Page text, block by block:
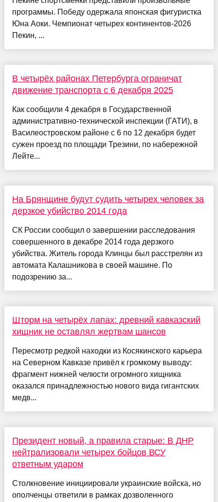
программы. Победу одержала японская фигуристка
Юна Аоки. Чемпионат четырех континентов-2026
Пекин, ...
В четырёх районах Петербурга ограничат
движение транспорта с 6 декабря 2025
Как сообщили 4 декабря в Государственной
административно-технической инспекции (ГАТИ), в
Василеостровском районе с 6 по 12 декабря будет
сужен проезд по площади Трезини, по набережной
Лейте...
На Брянщине будут судить четырех человек за
дерзкое убийство 2014 года
СК России сообщил о завершении расследования
совершенного в декабре 2014 года дерзкого
убийства. Житель города Клинцы был расстрелян из
автомата Калашникова в своей машине. По
подозрению за...
Шторм на четырёх лапах: древний кавказский
хищник не оставлял жертвам шансов
Пересмотр редкой находки из Косякинского карьера
на Северном Кавказе привёл к громкому выводу:
фрагмент нижней челюсти огромного хищника
оказался принадлежностью нового вида гигантских
медв...
Президент новый, а правила старые: В ДНР
нейтрализовали четырех бойцов ВСУ
ответным ударом
Столкновение инициировали украинские войска, но
ополченцы ответили в рамках дозволенного